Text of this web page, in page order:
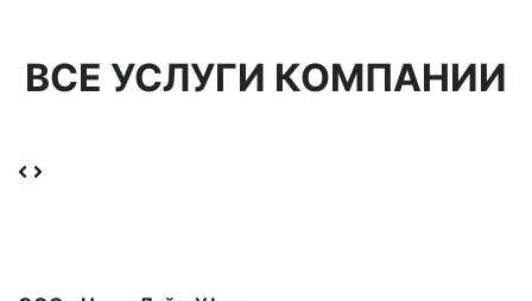
ВСЕ УСЛУГИ КОМПАНИИ